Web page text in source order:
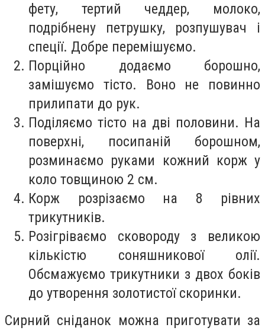
фету, тертий чеддер, молоко,
подрібнену петрушку, розпушувач і
спеції. Добре перемішуємо.
Порційно додаємо борошно,
замішуємо тісто. Воно не повинно
прилипати до рук.
Поділяємо тісто на дві половини. На
поверхні, посипаній борошном,
розминаємо руками кожний корж у
коло товщиною 2 см.
Корж розрізаємо на 8 рівних
трикутників.
Розігріваємо сковороду з великою
кількістю соняшникової олії.
Обсмажуємо трикутники з двох боків
до утворення золотистої скоринки.
Сирний сніданок можна приготувати за